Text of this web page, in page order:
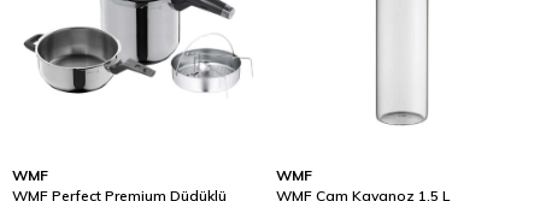
WMF
WMF Perfect Premium Düdüklü
WMF
WMF Cam Kavanoz 1.5 L